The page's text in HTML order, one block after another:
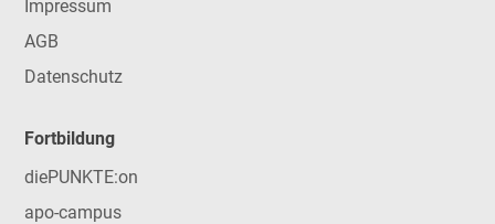
Impressum
AGB
Datenschutz
Fortbildung
diePUNKTE:on
apo-campus